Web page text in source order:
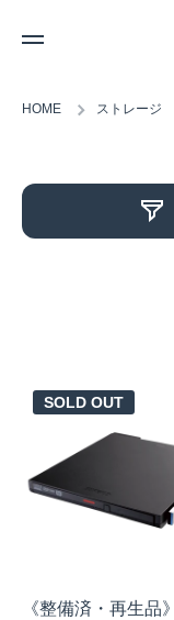
HOME ストレージ
SOLD OUT
《整備済・再生品》